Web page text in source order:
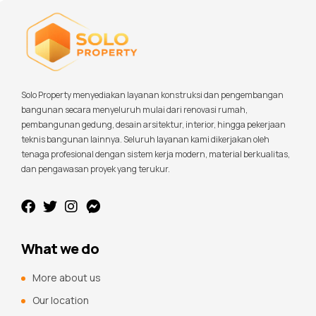
Solo Property menyediakan layanan konstruksi dan pengembangan
bangunan secara menyeluruh mulai dari renovasi rumah,
pembangunan gedung, desain arsitektur, interior, hingga pekerjaan
teknis bangunan lainnya. Seluruh layanan kami dikerjakan oleh
tenaga profesional dengan sistem kerja modern, material berkualitas,
dan pengawasan proyek yang terukur.
What we do
More about us
Our location